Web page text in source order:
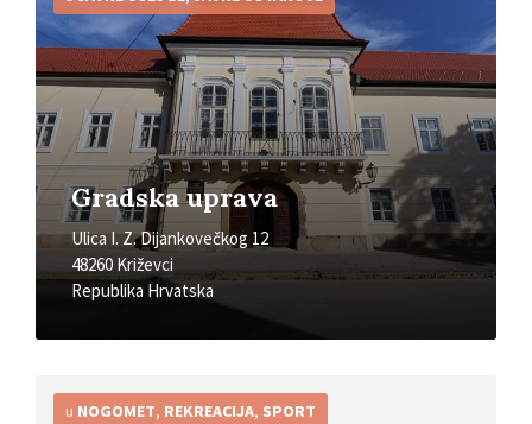
Gradska uprava
Ulica I. Z. Dijankovečkog 12
48260 Križevci
Republika Hrvatska
u NOGOMET, REKREACIJA, SPORT